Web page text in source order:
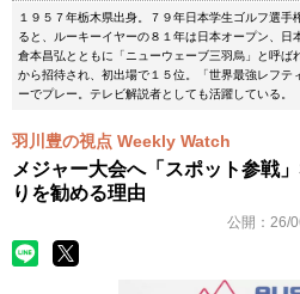
１９５７年栃木県出身。７９年日本学生ゴルフ選
ると、ルーキーイヤーの８１年は日本オープン、日
倉本昌弘とともに「ニューウェーブ三羽烏」と呼ば
から招待され、初出場で１５位。「世界最強レフテ
ーでプレー。テレビ解説者としても活躍している。
羽川豊の視点 Weekly Watch
メジャー大会へ「スポット参戦
りを勧める理由
公開： 26/